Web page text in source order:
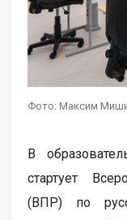
Фото: Максим
В
стартует
(ВПР) по